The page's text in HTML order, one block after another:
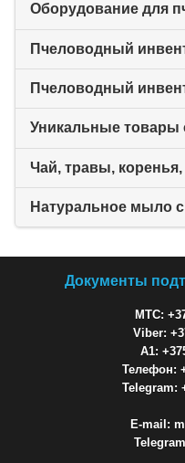
Оборудование для
Пчеловодный
Уникальные товары
Чай, травы,
Натуральное мыло
Документы
МТС:
Viber:
A1:
Телефон:
Telegram:
E-mail: